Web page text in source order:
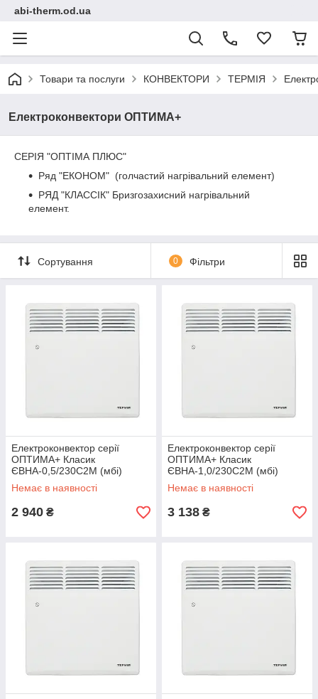
abi-therm.od.ua
Товари та послуги КОНВЕКТОРИ ТЕРМІЯ
Електроконвектори ОПТИМА+
СЕРІЯ "ОПТІМА ПЛЮС"
Ряд "ЕКОНОМ" (голчастий нагрівальний елемент)
РЯД "КЛАССІК" Бризгозахисний нагрівальний
елемент.
Сортування 0 Фільтри
Електроконвектор серії
ОПТИМА+ Класик
ЄВНА-0,5/230С2М (мбі)
Немає в наявності
2 940 ₴
Електроконвектор серії
ОПТИМА+ Класик
ЄВНА-1,0/230С2М (мбі)
Немає в наявності
3 138 ₴